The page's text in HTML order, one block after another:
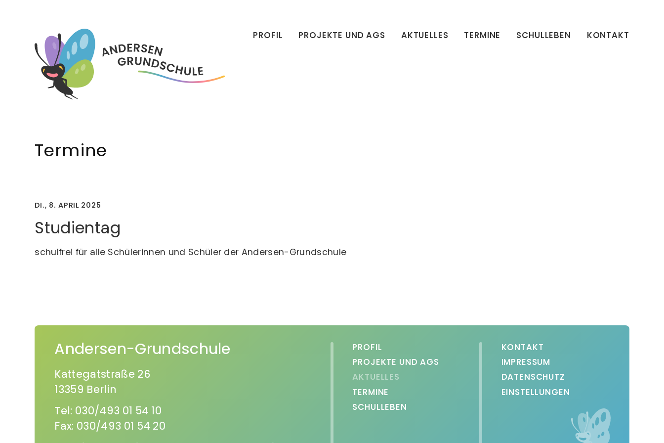
PROFIL PROJEKTE UND AGS AKTUELLES TERMINE SCHULLEBEN KONTAKT
Termine
DI., 8. APRIL 2025
Studientag
schulfrei für alle Schülerinnen und Schüler der Andersen-Grundschule
Andersen-Grundschule
Kattegatstraße 26
13359 Berlin
Tel: 030/493 01 54 10
Fax: 030/493 01 54 20
PROFIL
PROJEKTE UND AGS
AKTUELLES
TERMINE
SCHULLEBEN
KONTAKT
IMPRESSUM
DATENSCHUTZ
EINSTELLUNGEN